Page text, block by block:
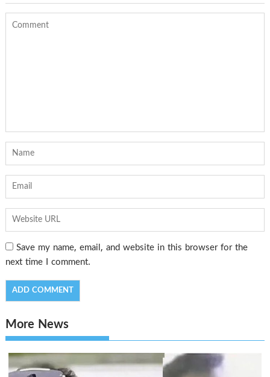
Save my name, email, and website in this browser for the
next time I comment.
More News